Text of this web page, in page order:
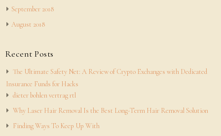
September 2018
August 2018
Recent Posts
The Ultimate Safety Net: A Review of Crypto Exchanges with Dedicated
Insurance Funds for Hacks
dieter bohlen vertrag rtl
Why Laser Hair Removal Is the Best Long-Term Hair Removal Solution
Finding Ways To Keep Up With